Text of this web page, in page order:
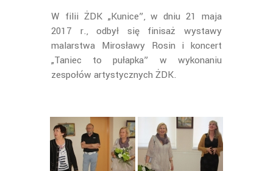
W filii ŻDK „Kunice”, w dniu 21 maja
2017 r., odbył się finisaż wystawy
malarstwa Mirosławy Rosin i koncert
„Taniec to pułapka” w wykonaniu
zespołów artystycznych ŻDK.